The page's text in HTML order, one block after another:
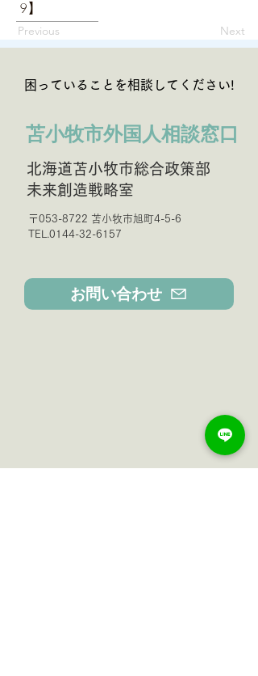
9】
Previous Next
困っていることを相談してください!
苫小牧市外国人相談窓口
北海道苫小牧市総合政策部
未来創造戦略室
〒053-8722 苫小牧市旭町4-5-6
TEL.0144-32-6157
お問い合わせ